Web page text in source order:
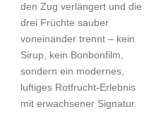
den Zug verlängert und die
drei Früchte sauber
voneinander trennt – kein
Sirup, kein Bonbonfilm,
sondern ein modernes,
luftiges Rotfrucht-Erlebnis
mit erwachsener Signatur.